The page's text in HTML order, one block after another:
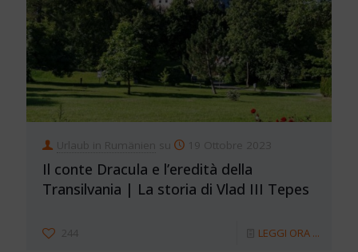
Urlaub in Rumänien su 19 Ottobre 2023
Il conte Dracula e l’eredità della
Transilvania | La storia di Vlad III Tepes
244 LEGGI ORA ...